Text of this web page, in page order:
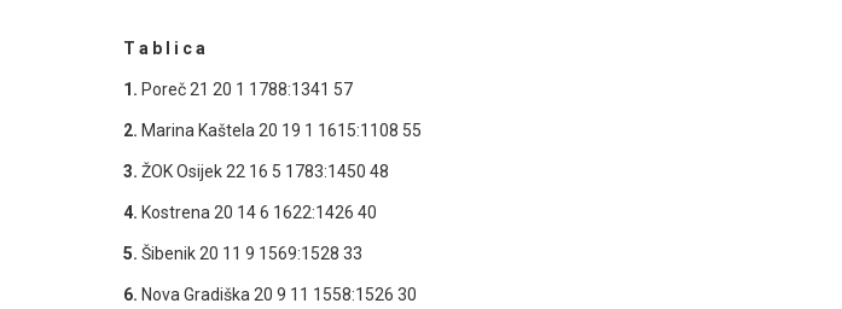
T a b l i c a
1. Poreč 21 20 1 1788:1341 57
2. Marina Kaštela 20 19 1 1615:1108 55
3. ŽOK Osijek 22 16 5 1783:1450 48
4. Kostrena 20 14 6 1622:1426 40
5. Šibenik 20 11 9 1569:1528 33
6. Nova Gradiška 20 9 11 1558:1526 30